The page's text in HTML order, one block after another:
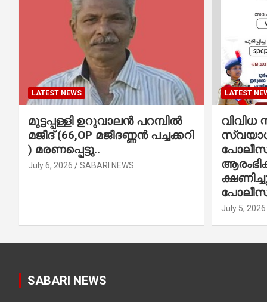
LATEST NEWS
മുട്ടപ്പള്ളി ഉറുവാലൻ പറമ്പിൽ
മജീദ് (66,OP മജീദണ്ണൻ പച്ചക്കറി
) മരണപ്പെട്ടു..
July 6, 2026 SABARI NEWS
LATEST
വിവിധ
പോലീസ്
July 5, 2026
SABARI NEWS